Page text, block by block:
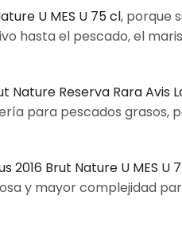
U MES U 75 cl, porque
hasta el pescado, el
Nature Reserva Rara Avis
para pescados grasos,
2016 Brut Nature U MES U
y mayor complejidad